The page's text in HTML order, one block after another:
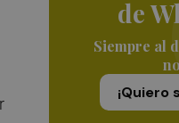
de
Siempre al
¡Quiero